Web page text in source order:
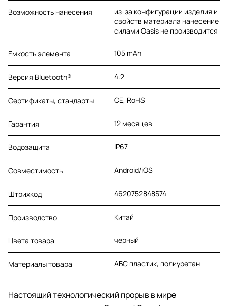
Возможность нанесения
из-за конфигурации изделия и
свойств материала нанесение
силами Oasis не производится
Емкость элемента 105 mAh
Версия Bluetooth® 4.2
Сертификаты, стандарты CE, RoHS
Гарантия 12 месяцев
Водозащита IP67
Совместимость Android/iOS
Штрихкод 4620752848574
Производство Китай
Цвета товара черный
Материалы товара АБС пластик, полиуретан
Настоящий технологический прорыв в мире